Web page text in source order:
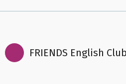
FRIENDS English